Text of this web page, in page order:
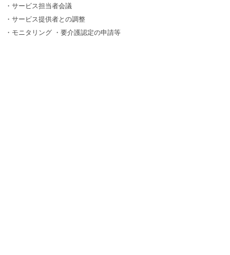
・サービス担当者会議
・サービス提供者との調整
・モニタリング ・要介護認定の申請等